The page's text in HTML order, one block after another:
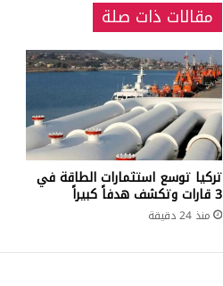
مقالات ذات صلة
تركيا توسع استثمارات الطاقة في
3 قارات وتكشف هدفاً كبيراً
منذ 24 دقيقة